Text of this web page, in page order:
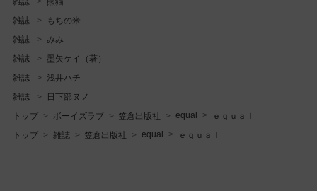
雑誌 もちの米
雑誌 みみ
雑誌 墨矢ケイ（著）
雑誌 浅井ハチ
雑誌 日下部ヌノ
トップ ボーイズラブ 笠倉出版社 equal ｅｑｕａｌ
トップ 雑誌 笠倉出版社 equal ｅｑｕａｌ